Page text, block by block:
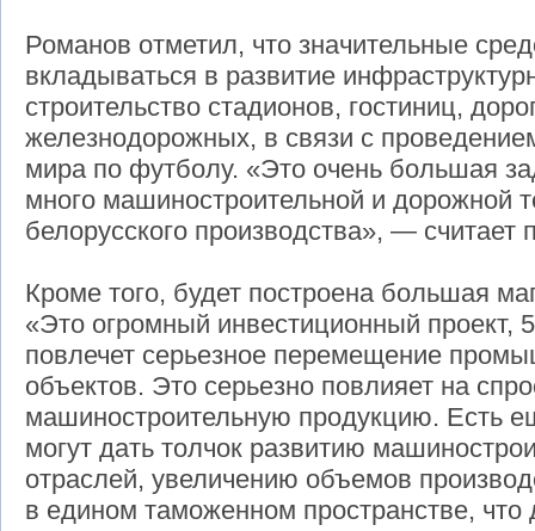
Романов отметил, что значительные
вкладываться в развитие
строительство стадионов, гостиниц,
железнодорожных, в связи с
мира по футболу. «Это очень большая
много машиностроительной и дорожной
белорусского производства», —
Кроме того, будет построена большая
«Это огромный инвестиционный проект,
повлечет серьезное перемещение
объектов. Это серьезно повлияет на
машиностроительную продукцию. Есть
могут дать толчок развитию
отраслей, увеличению объемов
в едином таможенном пространстве,